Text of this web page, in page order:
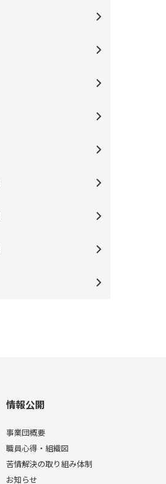
情報公開
事業団概要
職員心得・組織図
苦情解決の取り組み体制
お知らせ